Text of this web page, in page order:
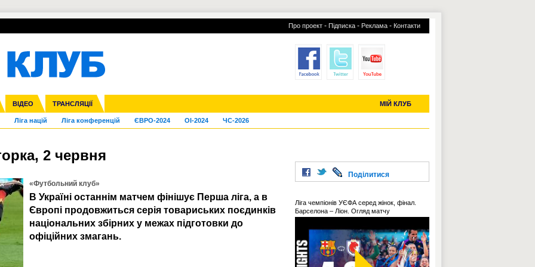
Про проект - Підписка - Реклама - Контакти
ВІДЕО ТРАНСЛЯЦІЇ МІЙ КЛУБ
ліга Кубок України Молодіжка
Ліга націй Ліга конференцій ЄВРО-2024 OI-2024 ЧС-2026
Франція ІншіЧЄ-2015 (U-21)
УПЛ-ПЕРЕХОДИ УСІ ТРАНСФЕРИ
2 червня
«Футбольний клуб»
В Україні останнім матчем фінішує Перша ліга, а в
Європі продовжиться серія товариських поєдинків
національних збірних у межах підготовки до
офіційних змагань.
Поділитися
Ліга чемпіонів УЄФА серед жінок, фінал.
Барселона – Ліон. Огляд матчу